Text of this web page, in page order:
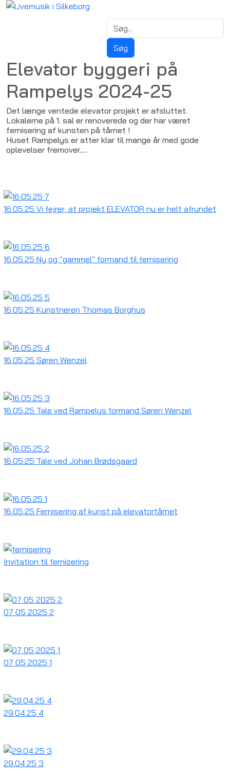
Elevator byggeri på
Rampelys 2024-25
Det længe ventede elevator projekt er afsluttet.
Lokalerne på 1. sal er renoverede og der har været
fernisering af kunsten på tårnet !
Huset Rampelys er atter klar til mange år med gode
oplevelser fremover.....
16.05.25 Vi fejrer, at projekt ELEVATOR nu er helt afrundet
16.05.25 Ny og "gammel" formand til fernisering
16.05.25 Kunstneren Thomas Borghus
16.05.25 Søren Wenzel
16.05.25 Tale ved Rampelys formand Søren Wenzel
16.05.25 Tale ved Johan Brødsgaard
16.05.25 Fernisering af kunst på elevatortårnet
Invitation til fernisering
07 05 2025 2
07 05 2025 1
29.04.25 4
29.04.25 3